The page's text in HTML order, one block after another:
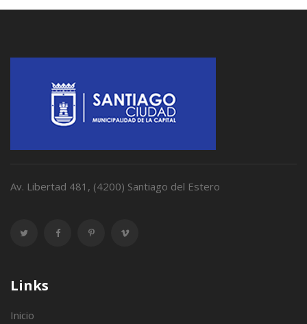
Av. Libertad 481, (4200) Santiago del Estero
Links
Inicio